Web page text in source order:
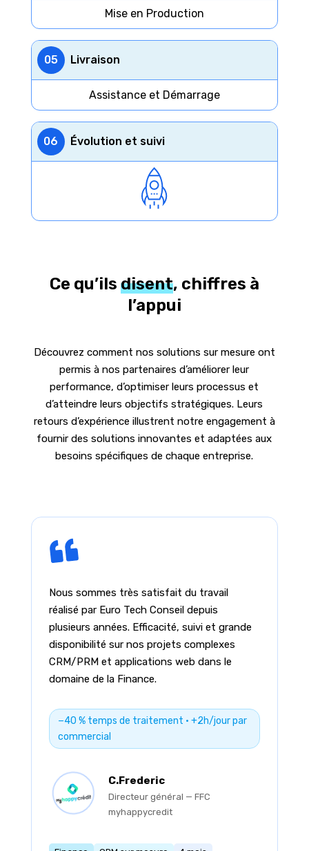
Mise en Production
05 Livraison
Assistance et Démarrage
06 Évolution et suivi
Ce qu’ils disent, chiffres à
l’appui
Découvrez comment nos solutions sur mesure ont
permis à nos partenaires d’améliorer leur
performance, d’optimiser leurs processus et
d’atteindre leurs objectifs stratégiques. Leurs
retours d’expérience illustrent notre engagement à
fournir des solutions innovantes et adaptées aux
besoins spécifiques de chaque entreprise.
Nous sommes très satisfait du travail
réalisé par Euro Tech Conseil depuis
plusieurs années. Efficacité, suivi et grande
disponibilité sur nos projets complexes
CRM/PRM et applications web dans le
domaine de la Finance.
−40 % temps de traitement · +2h/jour par
commercial
C.Frederic
Directeur général — FFC
myhappycredit